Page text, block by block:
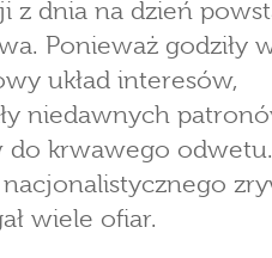
z dnia na dzień
Ponieważ godziły
układ interesów,
niedawnych
do krwawego
nacjonalistycznego
wiele ofiar.